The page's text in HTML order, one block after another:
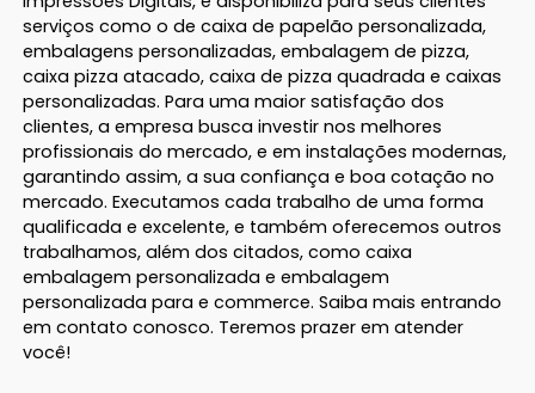
serviços como o de caixa de papelão personalizada,
embalagens personalizadas, embalagem de pizza,
caixa pizza atacado, caixa de pizza quadrada e caixas
personalizadas. Para uma maior satisfação dos
clientes, a empresa busca investir nos melhores
profissionais do mercado, e em instalações modernas,
garantindo assim, a sua confiança e boa cotação no
mercado. Executamos cada trabalho de uma forma
qualificada e excelente, e também oferecemos outros
trabalhamos, além dos citados, como caixa
embalagem personalizada e embalagem
personalizada para e commerce. Saiba mais entrando
em contato conosco. Teremos prazer em atender
você!